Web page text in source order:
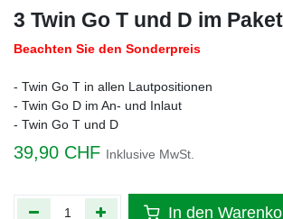
3 Twin Go T und D im Paket
Beachten Sie den Sonderpreis
- Twin Go T in allen Lautpositionen
- Twin Go D im An- und Inlaut
- Twin Go T und D
39,90 CHF Inklusive MwSt.
In den